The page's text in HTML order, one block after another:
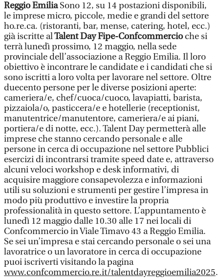
Reggio EmiliaSono 12, su 14 postazioni disponibili,
le imprese micro, piccole, medie e grandi del settore
ho.re.ca. (ristoranti, bar, mense, catering, hotel, ecc.)
già iscritte alTalent Day Fipe-Confcommercioche si
terrà lunedì prossimo, 12 maggio, nella sede
provinciale dell’associazione a Reggio Emilia. Il loro
obiettivo è incontrare le candidate e i candidati che si
sono iscritti a loro volta per lavorare nel settore. Oltre
duecento persone per le diverse posizioni aperte:
cameriera/e, chef/cuoca/cuoco, lavapiatti, barista,
pizzaiola/o, pasticcera/e e hotellerie (receptionist,
manutentrice/manutentore, cameriera/e ai piani,
portiera/e di notte, ecc.). Talent Day permetterà alle
imprese che stanno cercando personale e alle
persone in cerca di occupazione nel settore Pubblici
esercizi di incontrarsi tramite speed date e, attraverso
alcuni veloci workshop e desk informativi, di
acquisire maggiore consapevolezza e informazioni
utili su soluzioni e strumenti per gestire l’impresa in
modo più produttivo e investire la propria
professionalità in questo settore. L’appuntamento è
lunedì 12 maggio dalle 10.30 alle 17 nei locali di
Confcommercio in Viale Timavo 43 a Reggio Emilia.
Se sei un’impresa e stai cercando personale o sei una
lavoratrice o un lavoratore in cerca di occupazione
puoi iscriverti visitando la pagina
www.confcommercio.re.it/talentdayreggioemilia2025.